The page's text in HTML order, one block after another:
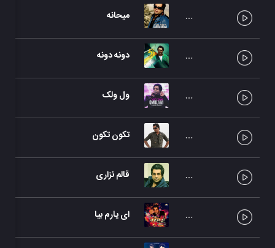
میحانه
دونه دونه
ول ولک
تکون تکون
قالم نزاری
ای یارم بیا